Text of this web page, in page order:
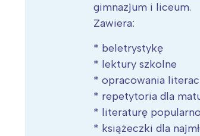
gimnazjum i liceum.
Zawiera:
* beletrystykę
* lektury szkolne
* opracowania
* repetytoria dla
* literaturę
* książeczki dla